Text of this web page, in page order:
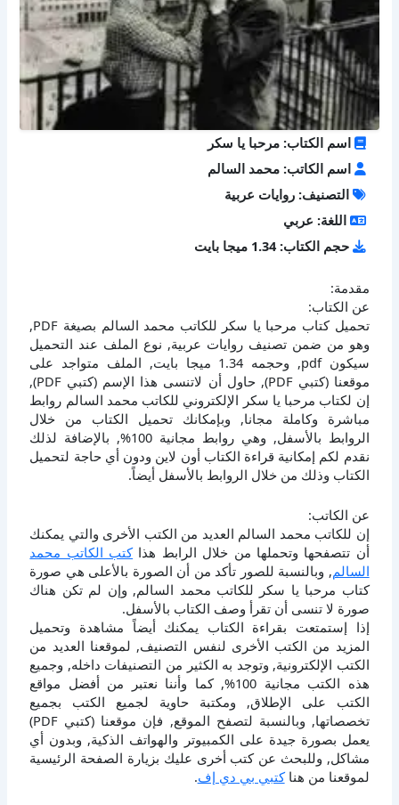
اسم الكتاب: مرحبا يا سكر
اسم الكاتب: محمد السالم
التصنيف: روايات عربية
اللغة: عربي
حجم الكتاب: 1.34 ميجا بايت
مقدمة:
عن الكتاب:
تحميل كتاب مرحبا يا سكر للكاتب محمد السالم بصيغة PDF,
وهو من ضمن تصنيف روايات عربية, نوع الملف عند التحميل
سيكون pdf, وحجمه 1.34 ميجا بايت, الملف متواجد على
موقعنا (كتبي PDF), حاول أن لاتنسى هذا الإسم (كتبي PDF),
إن لكتاب مرحبا يا سكر الإلكتروني للكاتب محمد السالم روابط
مباشرة وكاملة مجانا, وبإمكانك تحميل الكتاب من خلال
الروابط بالأسفل, وهي روابط مجانية 100%, بالإضافة لذلك
نقدم لكم إمكانية قراءة الكتاب أون لاين ودون أي حاجة لتحميل
الكتاب وذلك من خلال الروابط بالأسفل أيضاً.
عن الكاتب:
إن للكاتب محمد السالم العديد من الكتب الأخرى والتي يمكنك
أن تتصفحها وتحملها من خلال الرابط هذاكتب الكاتب محمد
السالم, وبالنسبة للصور تأكد من أن الصورة بالأعلى هي صورة
كتاب مرحبا يا سكر للكاتب محمد السالم, وإن لم تكن هناك
صورة لا تنسى أن تقرأ وصف الكتاب بالأسفل.
إذا إستمتعت بقراءة الكتاب يمكنك أيضاً مشاهدة وتحميل
المزيد من الكتب الأخرى لنفس التصنيف, لموقعنا العديد من
الكتب الإلكترونية, وتوجد به الكثير من التصنيفات داخله, وجميع
هذه الكتب مجانية 100%, كما وأننا نعتبر من أفضل مواقع
الكتب على الإطلاق, ومكتبة حاوية لجميع الكتب بجميع
تخصصاتها, وبالنسبة لتصفح الموقع, فإن موقعنا (كتبي PDF)
يعمل بصورة جيدة على الكمبيوتر والهواتف الذكية, وبدون أي
مشاكل, وللبحث عن كتب أخرى عليك بزيارة الصفحة الرئيسية
لموقعنا من هناكتبي بي دي إف.